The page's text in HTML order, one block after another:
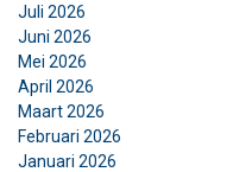
Juli 2026
Juni 2026
Mei 2026
April 2026
Maart 2026
Februari 2026
Januari 2026